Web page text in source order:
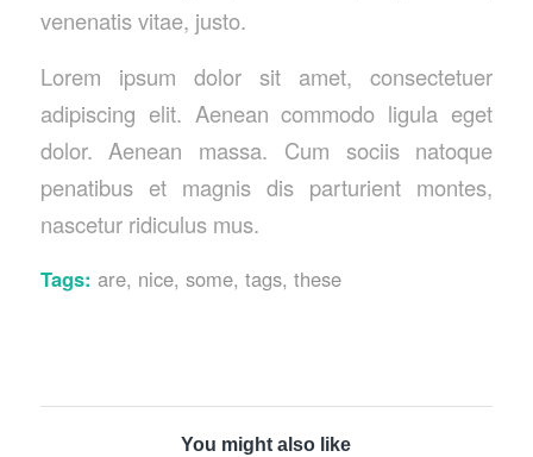
venenatis vitae, justo.
Lorem ipsum dolor sit amet, consectetuer
adipiscing elit. Aenean commodo ligula eget
dolor. Aenean massa. Cum sociis natoque
penatibus et magnis dis parturient montes,
nascetur ridiculus mus.
Tags: are, nice, some, tags, these
You might also like